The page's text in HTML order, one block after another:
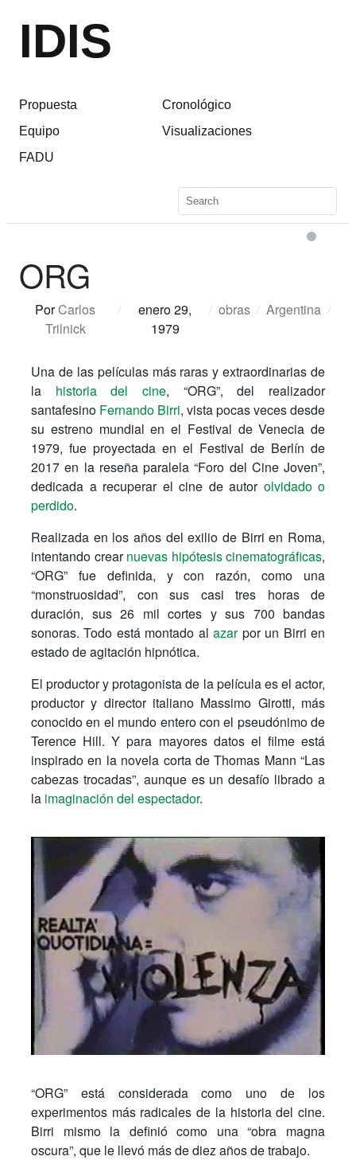
IDIS
Propuesta
Equipo
FADU
Cronológico
Visualizaciones
ORG
PorCarlos
Trilnick
/
enero 29,
1979
/ obras / Argentina /
Una de las películas más raras y extraordinarias de
la historia del cine, “ORG”, del realizador
santafesino Fernando Birri, vista pocas veces desde
su estreno mundial en el Festival de Venecia de
1979, fue proyectada en el Festival de Berlín de
2017 en la reseña paralela “Foro del Cine Joven”,
dedicada a recuperar el cine de autor olvidado o
perdido.
Realizada en los años del exilio de Birri en Roma,
intentando crearnuevas hipótesis cinematográficas,
“ORG” fue definida, y con razón, como una
“monstruosidad”, con sus casi tres horas de
duración, sus 26 mil cortes y sus 700 bandas
sonoras. Todo está montado alazarpor un Birri en
estado de agitación hipnótica.
El productor y protagonista de la película es el actor,
productor y director italiano Massimo Girotti, más
conocido en el mundo entero con el pseudónimo de
Terence Hill. Y para mayores datos el filme está
inspirado en la novela corta de Thomas Mann “Las
cabezas trocadas”, aunque es un desafío librado a
la imaginación del espectador.
“ORG” está considerada como uno de los
experimentos más radicales de la historia del cine.
Birri mismo la definió como una “obra magna
oscura”, que le llevó más de diez años de trabajo.